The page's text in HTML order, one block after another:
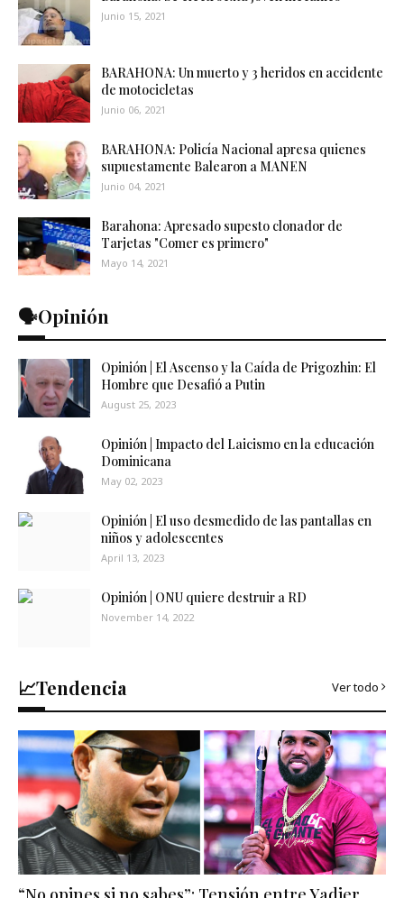
Junio 15, 2021
BARAHONA: Un muerto y 3 heridos en accidente
de motocicletas
Junio 06, 2021
BARAHONA: Policía Nacional apresa quienes
supuestamente Balearon a MANEN
Junio 04, 2021
Barahona: Apresado supesto clonador de
Tarjetas "Comer es primero"
Mayo 14, 2021
🗣️Opinión
Opinión | El Ascenso y la Caída de Prigozhin: El
Hombre que Desafió a Putin
August 25, 2023
Opinión | Impacto del Laicismo en la educación
Dominicana
May 02, 2023
Opinión | El uso desmedido de las pantallas en
niños y adolescentes
April 13, 2023
Opinión | ONU quiere destruir a RD
November 14, 2022
📈Tendencia Ver todo